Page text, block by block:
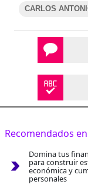
CARLOS
Recomendados en
Domina tus
para construir
económica y
personales